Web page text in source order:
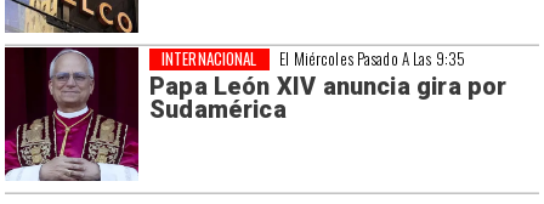
El Miércoles Pasado A Las 9:35
Papa León XIV anuncia gira por
Sudamérica
INTERNACIONAL